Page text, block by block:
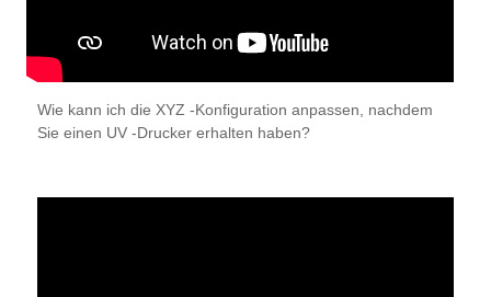
Wie kann ich die XYZ -Konfiguration anpassen, nachdem
Sie einen UV -Drucker erhalten haben?